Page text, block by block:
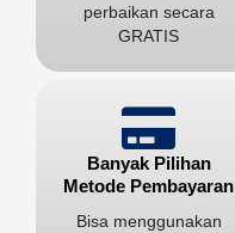
perbaikan secara
GRATIS
Banyak Pilihan
Metode Pembayaran
Bisa menggunakan